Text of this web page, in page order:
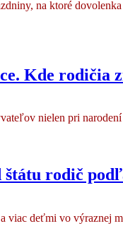
na ktoré
Kde rodičia
nielen pri
rodič
viac deťmi vo výraznej